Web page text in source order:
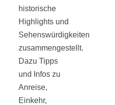
historische
Highlights und
Sehenswürdigkeiten
zusammengestellt.
Dazu Tipps
und Infos zu
Anreise,
Einkehr,